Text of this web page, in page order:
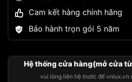
Cam kết hàng chính hãng
Bảo hành trọn gói 5 năm
Hệ thống cửa hàng(mở cửa
vui lòng liên hệ trước để vnlux.vn